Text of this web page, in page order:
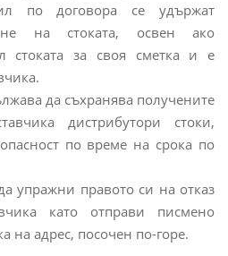
по договора се удържат
на стоката, освен ако
стоката за своя сметка и е
да съхранява получените
дистрибутори стоки,
по време на срока по
упражни правото си на отказ
като отправи писмено
на адрес, посочен по-горе.